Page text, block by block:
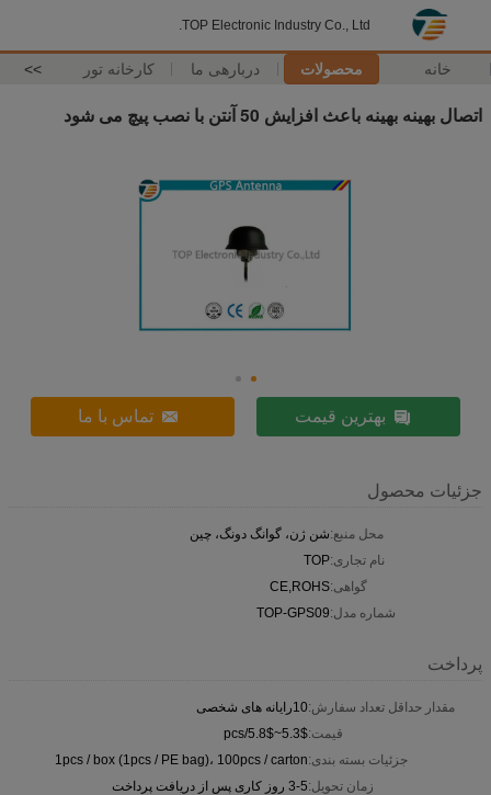
TOP Electronic Industry Co., Ltd.
خانه محصولات دربارهی ما کارخانه تور >>
اتصال بهینه بهینه باعث افزایش 50 آنتن با نصب پیچ می شود
بهترین قیمت تماس با ما
جزئیات محصول
محل منبع:شن ژن، گوانگ دونگ، چین
نام تجاری:TOP
گواهی:CE,ROHS
شماره مدل:TOP-GPS09
پرداخت
مقدار حداقل تعداد سفارش:10رایانه های شخصی
قیمت:5.3$~5.8$/pcs
جزئیات بسته بندی:1pcs / box (1pcs / PE bag)، 100pcs / carton
زمان تحویل:3-5 روز کاری پس از دریافت پرداخت